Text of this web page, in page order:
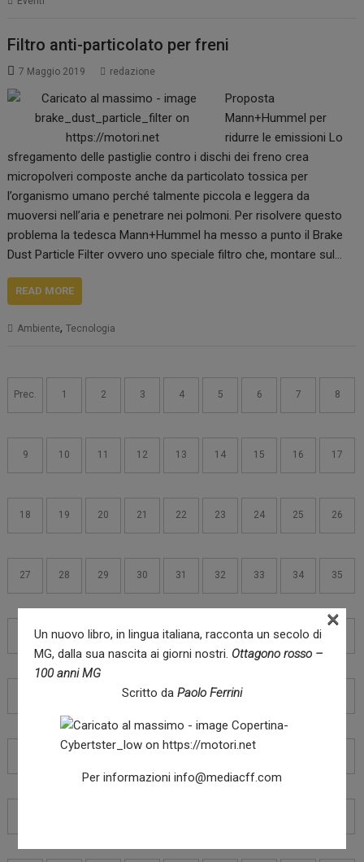
Filtro anti-particolato per freni
7 Maggio 2019 redazione
Proposta
Mann+Hummel per
ridurre le emissioni Lo
sfregamento delle pastiglie contro i dischi dei freno crea
micropolveri composte anche da particolato tossica per
l’organismo umano perché talmente piccola e leggera da
muoversi nell’aria e penetrare nei polmoni. Per risolvere questo
problema la tedesca Mann+Hummel ha messo a punto il Brake
Dust Particle Filter ovvero uno speciale filtro che, montare sul…
READ MORE
Ambiente,Tecnologia
Navigazione
articoli
Prec. 1 2 3 4 5 6 7 8
9 10 11 12 13 14 15 16 17
18 19 20 21 22 23 24 25 26
27 28 29 30 31 32 33 34 35
37 38 39 40 41 42 43
48 49 50
55 58
Un nuovo libro, in lingua italiana, racconta un secolo di
MG, dalla sua nascita ai giorni nostri. Ottagono rosso –
100 anni MG
Scritto da Paolo Ferrini
Per informazioni info@mediacff.com
×